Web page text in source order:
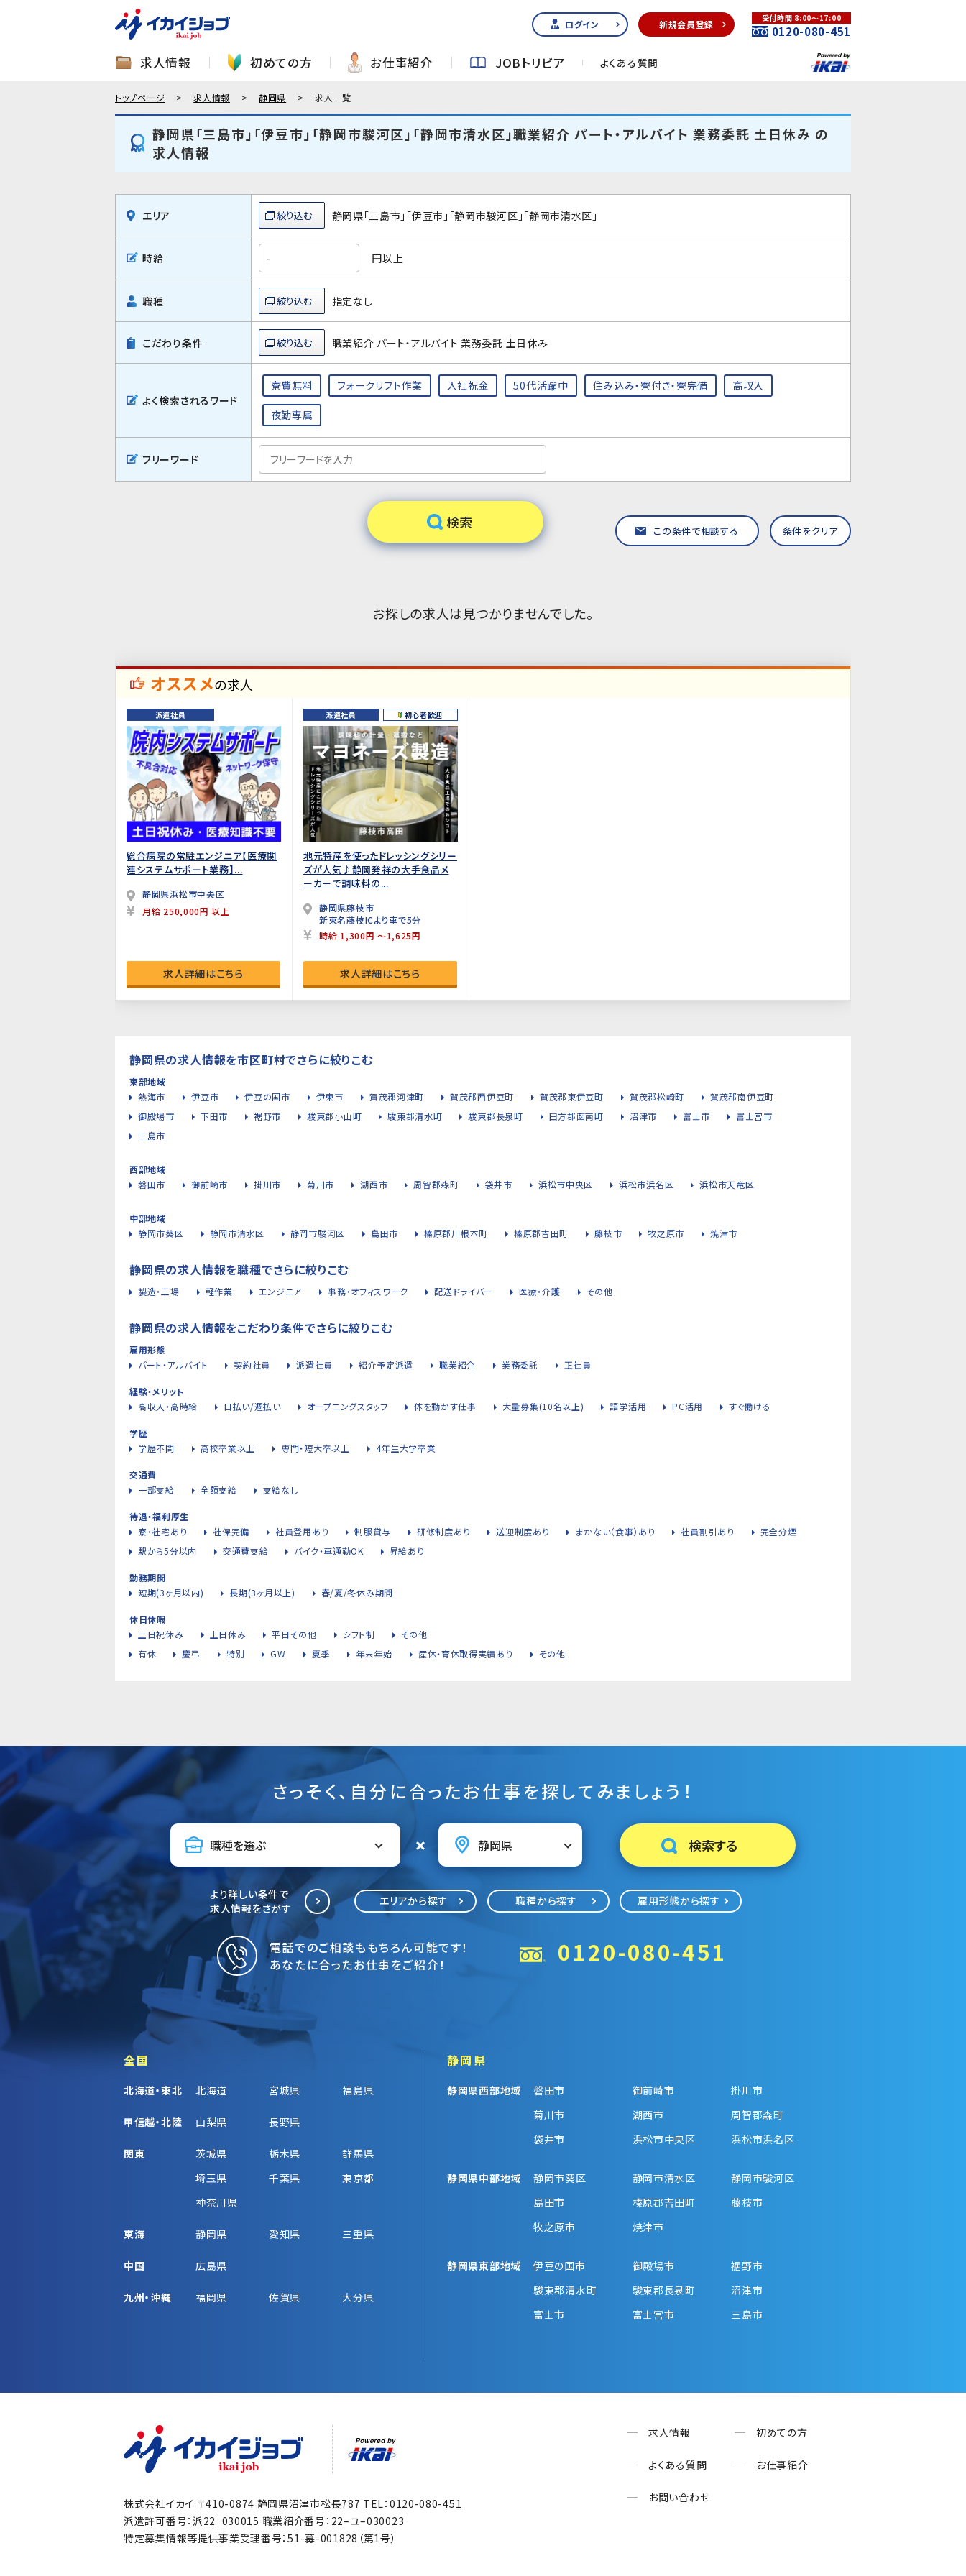
ログイン 新規会員登録
受付時間 8:00～17:00
0120-080-451
求人情報 初めての方 お仕事紹介 JOBトリビア よくある質問
トップページ 求人情報 静岡県 求人一覧
静岡県「三島市」「伊豆市」「静岡市駿河区」「静岡市清水区」職業紹介 パート・アルバイト 業務委託 土日休み の
求人情報
エリア 静岡県「三島市」「伊豆市」「静岡市駿河区」「静岡市清水区」
時給 円以上
職種 指定なし
こだわり条件 職業紹介 パート・アルバイト 業務委託 土日休み
よく検索されるワード
寮費無料 フォークリフト作業 入社祝金 50代活躍中 住み込み・寮付き・寮完備 高収入
夜勤専属
フリーワード
この条件で相談する 条件をクリア
お探しの求人は見つかりませんでした。
オススメの求人
派遣社員
総合病院の常駐エンジニア【医療関
連システムサポート業務】...
静岡県浜松市中央区
月給 250,000円 以上
求人詳細はこちら
派遣社員 初心者歓迎
地元特産を使ったドレッシングシリー
ズが人気♪静岡発祥の大手食品メ
ーカーで調味料の...
静岡県藤枝市
新東名藤枝ICより車で5分
時給 1,300円 ～1,625円
求人詳細はこちら
静岡県の求人情報を市区町村でさらに絞りこむ
東部地域
熱海市
伊豆市 伊豆の国市 伊東市 賀茂郡河津町 賀茂郡西伊豆町 賀茂郡東伊豆町 賀茂郡松崎町
賀茂郡南伊豆町
御殿場市
下田市 裾野市 駿東郡小山町 駿東郡清水町 駿東郡長泉町 田方郡函南町 沼津市 富士市
富士宮市
三島市
西部地域
磐田市
御前崎市 掛川市 菊川市 湖西市 周智郡森町 袋井市 浜松市中央区 浜松市浜名区 浜松市天竜区
中部地域
静岡市葵区
静岡市清水区 静岡市駿河区 島田市 榛原郡川根本町 榛原郡吉田町 藤枝市 牧之原市 焼津市
静岡県の求人情報を職種でさらに絞りこむ
製造・工場 軽作業 エンジニア 事務・オフィスワーク 配送ドライバー 医療・介護 その他
静岡県の求人情報をこだわり条件でさらに絞りこむ
雇用形態
パート・アルバイト
契約社員 派遣社員 紹介予定派遣 職業紹介 業務委託 正社員
経験・メリット
高収入・高時給
日払い/週払い オープニングスタッフ 体を動かす仕事 大量募集(10名以上) 語学活用 PC活用 すぐ働ける
学歴
学歴不問
高校卒業以上 専門・短大卒以上 4年生大学卒業
交通費
一部支給
全額支給 支給なし
待遇・福利厚生
寮・社宅あり
社保完備 社員登用あり 制服貸与 研修制度あり 送迎制度あり まかない（食事）あり 社員割引あり
完全分煙
駅から5分以内
交通費支給 バイク・車通勤OK 昇給あり
勤務期間
短期(3ヶ月以内)
長期(3ヶ月以上) 春/夏/冬休み期間
休日休暇
土日祝休み
土日休み 平日その他 シフト制
その他
有休
慶弔 特別 GW 夏季 年末年始 産休・育休取得実績あり その他
さっそく、自分に合ったお仕事を探してみましょう！
より詳しい条件で
求人情報をさがす
エリアから探す 職種から探す 雇用形態から探す
電話でのご相談ももちろん可能です！
あなたに合ったお仕事をご紹介！
0120-080-451
全国
北海道・東北 北海道 宮城県 福島県
甲信越・北陸 山梨県 長野県
関東 茨城県 栃木県
群馬県
埼玉県
千葉県
東京都
神奈川県
東海 静岡県 愛知県 三重県
中国 広島県
九州・沖縄 福岡県 佐賀県 大分県
静岡県
静岡県西部地域 磐田市 御前崎市
掛川市
菊川市
湖西市
周智郡森町
袋井市
浜松市中央区 浜松市浜名区
静岡県中部地域 静岡市葵区 静岡市清水区
静岡市駿河区
島田市
榛原郡吉田町
藤枝市
牧之原市
焼津市
静岡県東部地域 伊豆の国市 御殿場市
裾野市
駿東郡清水町
駿東郡長泉町
沼津市
富士市
富士宮市 三島市
株式会社イカイ 〒410-0874 静岡県沼津市松長787 TEL：0120-080-451
派遣許可番号：派22−030015 職業紹介番号：22–ユ–030023
特定募集情報等提供事業受理番号：51-募-001828（第1号）
求人情報 初めての方
よくある質問 お仕事紹介
お問い合わせ